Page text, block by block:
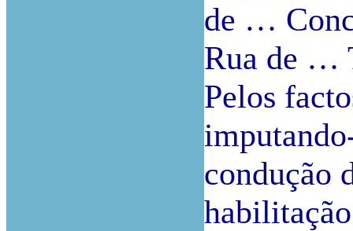
de …
Rua de …
Pelos
condução